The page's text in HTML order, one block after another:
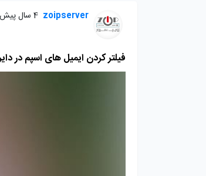
zoipserver 4 سال پیش
فیلتر کردن ایمیل های اسپم در